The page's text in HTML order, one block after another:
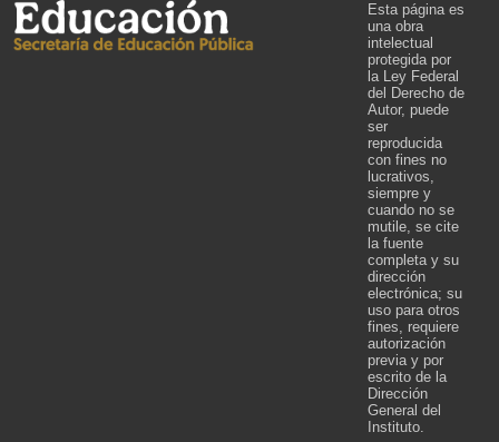
Esta página es
una obra
intelectual
protegida por
la Ley Federal
del Derecho de
Autor, puede
ser
reproducida
con fines no
lucrativos,
siempre y
cuando no se
mutile, se cite
la fuente
completa y su
dirección
electrónica; su
uso para otros
fines, requiere
autorización
previa y por
escrito de la
Dirección
General del
Instituto.